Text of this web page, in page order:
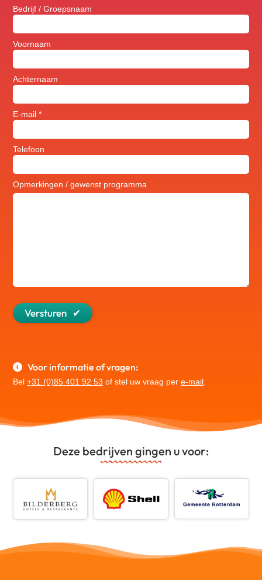
Bedrijf / Groepsnaam
Voornaam
Achternaam
E-mail *
Telefoon
Opmerkingen / gewenst programma
Versturen
Voor informatie of vragen:
Bel +31 (0)85 401 92 53 of stel uw vraag per e-mail
Deze bedrijven gingen u voor: